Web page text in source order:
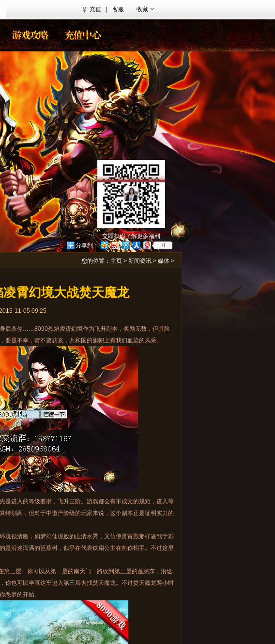
充值 客服 收藏
立即扫码了解更多福利
分享到：
0
您的位置： 主页 > 新闻资讯 > 媒体 >
霄幻境大战焚天魔龙
11-05 09:25
杀你……8090烈焰凌霄幻境作为飞升副本，奖励无数，但其险
是不幸，请不要悲哀，共和国的旗帜上有我们血染的风采。
进入的等级要求，飞升三阶。游戏都会有不成文的规矩，进入等
特别高，但对于中道产阶级的玩家来说，这个副本正是证明实力的
很清幽，如梦幻仙境般的山清水秀，又仿佛灵宵殿那样凌驾于彩
是沿途满满的芭蕉树，似乎在代表铁扇公主在向你招手。不过这里
三层。你可以从第一层的南天门一路砍到第三层的蓬莱东，沿途
你也可以坐直达车进入第三层去找焚天魔龙。不过焚天魔龙两小时
恶梦的开始。